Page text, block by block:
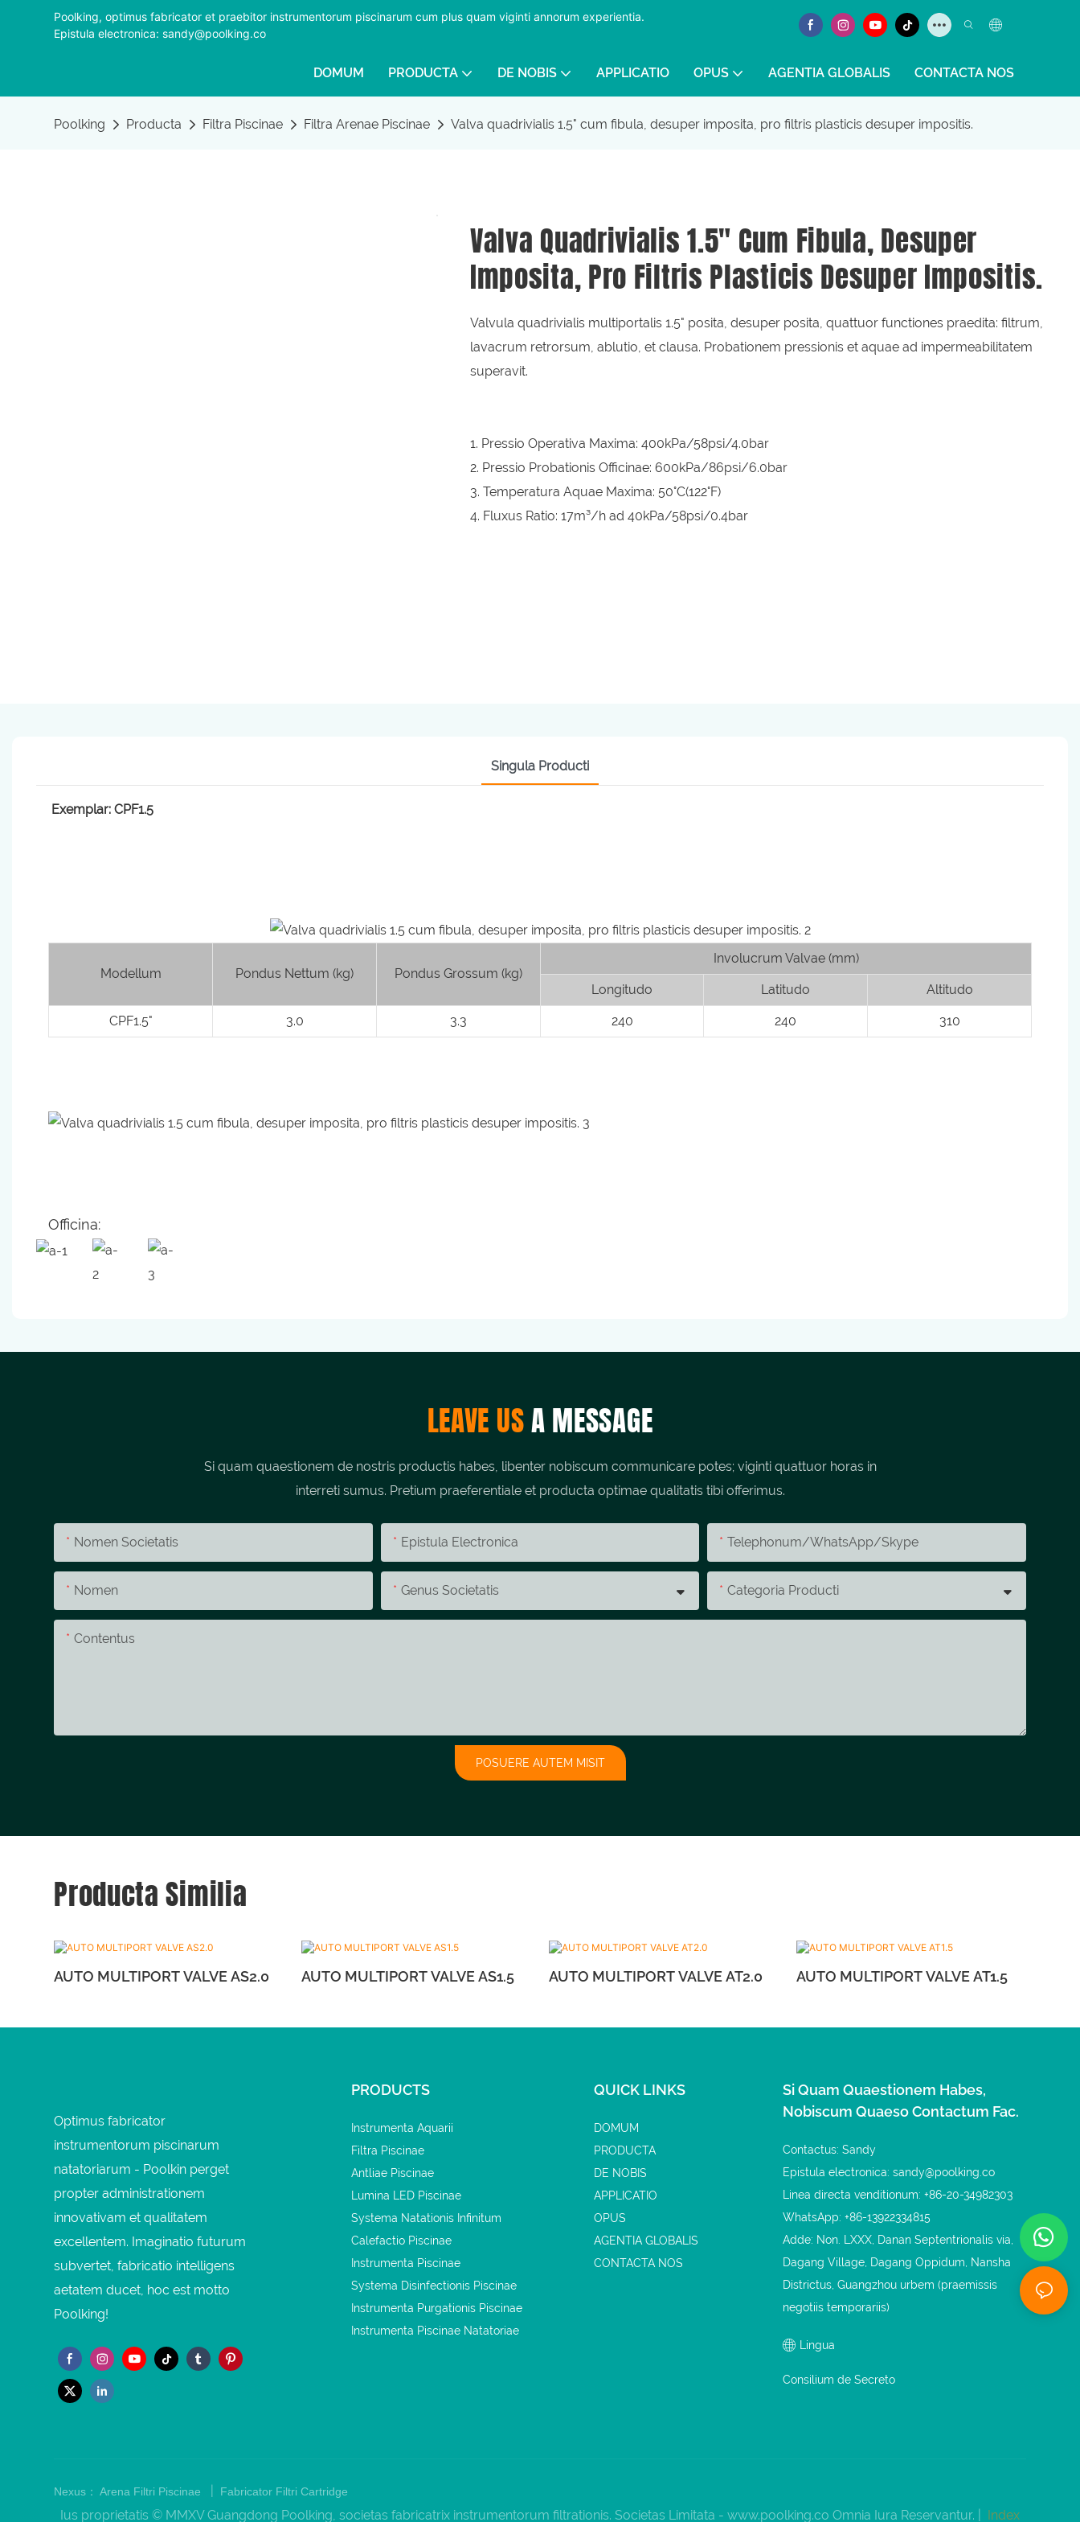
Poolking, optimus fabricator et praebitor instrumentorum piscinarum cum plus quam viginti annorum experientia.
Epistula electronica: sandy@poolking.co
DOMUM PRODUCTA DE NOBIS APPLICATIO OPUS AGENTIA GLOBALIS CONTACTA NOS
Poolking Producta Filtra Piscinae Filtra Arenae Piscinae Valva quadrivialis 1.5" cum fibula, desuper imposita, pro filtris plasticis desuper impositis.
Valva Quadrivialis 1.5" Cum Fibula, Desuper
Imposita, Pro Filtris Plasticis Desuper Impositis.
Valvula quadrivialis multiportalis 1.5" posita, desuper posita, quattuor functiones praedita: filtrum,
lavacrum retrorsum, ablutio, et clausa. Probationem pressionis et aquae ad impermeabilitatem
superavit.
1. Pressio Operativa Maxima: 400kPa/58psi/4.0bar
2. Pressio Probationis Officinae: 600kPa/86psi/6.0bar
3. Temperatura Aquae Maxima: 50°C(122°F)
4. Fluxus Ratio: 17m³/h ad 40kPa/58psi/0.4bar
Singula Producti
Exemplar: CPF1.5
Modellum Pondus Nettum (kg) Pondus Grossum (kg)
Involucrum Valvae (mm)
Longitudo Latitudo Altitudo
CPF1.5" 3.0 3.3 240 240 310
Officina:
LEAVE USA MESSAGE
Si quam quaestionem de nostris productis habes, libenter nobiscum communicare potes; viginti quattuor horas in
interreti sumus. Pretium praeferentiale et producta optimae qualitatis tibi offerimus.
Nomen Societatis Epistula Electronica Telephonum/whatsApp/skype
Nomen Genus Societatis Categoria Producti
Contentus
POSUERE AUTEM MISIT
Producta Similia
AUTO MULTIPORT VALVE AS2.0 AUTO MULTIPORT VALVE AS1.5 AUTO MULTIPORT VALVE AT2.0 AUTO MULTIPORT VALVE AT1.5
Optimus fabricator
instrumentorum piscinarum
natatoriarum - Poolkin perget
propter administrationem
innovativam et qualitatem
excellentem. Imaginatio futurum
subvertet, fabricatio intelligens
aetatem ducet, hoc est motto
Poolking!
PRODUCTS
Instrumenta Aquarii
Filtra Piscinae
Antliae Piscinae
Lumina LED Piscinae
Systema Natationis Infinitum
Calefactio Piscinae
Instrumenta Piscinae
Systema Disinfectionis Piscinae
Instrumenta Purgationis Piscinae
Instrumenta Piscinae Natatoriae
QUICK LINKS
DOMUM
PRODUCTA
DE NOBIS
APPLICATIO
OPUS
AGENTIA GLOBALIS
CONTACTA NOS
Si Quam Quaestionem Habes,
Nobiscum Quaeso Contactum Fac.
Contactus: Sandy
Epistula electronica:sandy@poolking.co
Linea directa venditionum: +86-20-34982303
WhatsApp: +86-13922334815
Adde: Non. LXXX, Danan Septentrionalis via,
Dagang Village, Dagang Oppidum, Nansha
Districtus, Guangzhou urbem (praemissis
negotiis temporariis)
Lingua
Consilium de Secreto
Nexus：Arena Filtri Piscinae Fabricator Filtri Cartridge
Ius proprietatis © MMXV Guangdong Poolking, societas fabricatrix instrumentorum filtrationis. Societas Limitata - www.poolking.co Omnia Iura Reservantur. | Index